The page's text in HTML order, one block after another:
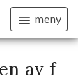
meny
av f